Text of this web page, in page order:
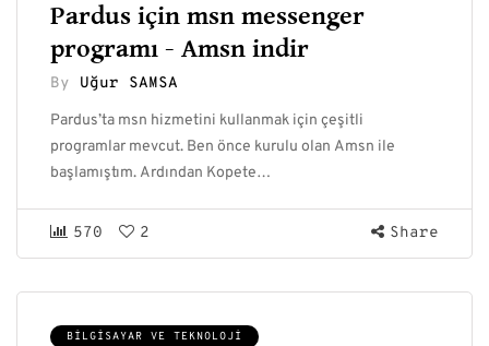
Pardus için msn messenger
programı - Amsn indir
By Uğur SAMSA
Pardus’ta msn hizmetini kullanmak için çeşitli
programlar mevcut. Ben önce kurulu olan Amsn ile
başlamıştım. Ardından Kopete…
570 2 Share
BILGISAYAR VE TEKNOLOJI